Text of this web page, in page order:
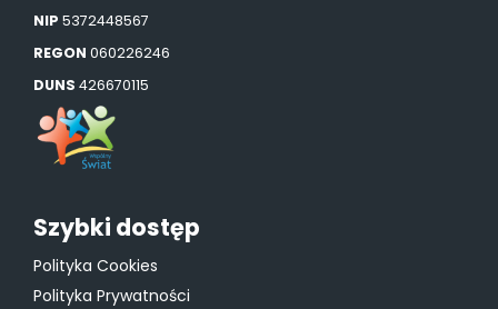
NIP 5372448567
REGON 060226246
DUNS 426670115
Szybki dostęp
Polityka Cookies
Polityka Prywatności